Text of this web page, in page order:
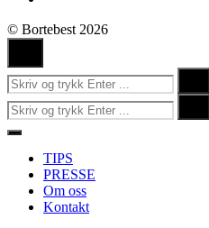
© Bortebest 2026
Søk
etter:
Søk
etter:
Close
TIPS
PRESSE
Om oss
Kontakt